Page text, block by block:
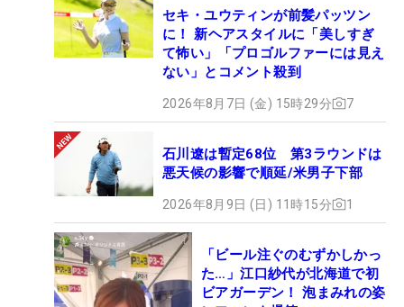
セキ・ユウティンが前髪パッツン
に！ 新ヘアスタイルに「美しすぎ
て怖い」「プロゴルファーには見え
ない」とコメント殺到
2026年8月7日 (金) 15時29分 7
石川遼は暫定68位 第3ラウンドは
悪天候の影響で順延/米男子下部
2026年8月9日 (日) 11時15分 1
「ビール注ぐのむずかしかっ
た…」江口紗代が北海道で初
ビアガーデン！ 泡まみれの姿